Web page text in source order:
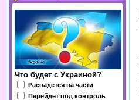
Что будет с Украиной?
Распадется на части
Перейдет под контроль